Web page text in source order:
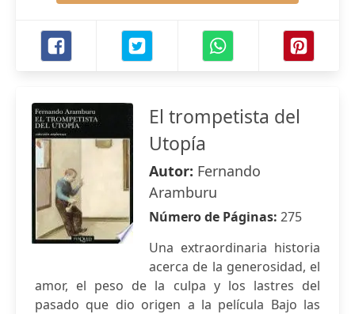
El trompetista del
Utopía
Autor: Fernando
Aramburu
Número de Páginas: 275
Una extraordinaria historia
acerca de la generosidad, el
amor, el peso de la culpa y los lastres del
pasado que dio origen a la película Bajo las